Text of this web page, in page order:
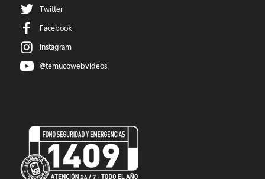
Twitter
Facebook
Instagram
@temucowebvideos